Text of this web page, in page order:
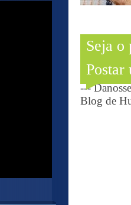
Seja o
Postar
---
Blog de